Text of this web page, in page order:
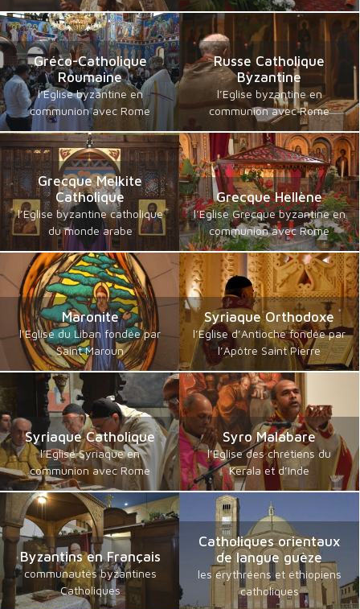
Gréco-Catholique
Roumaine
l’Eglise byzantine en
communion avec Rome
Russe Catholique
Byzantine
l’Eglise byzantine en
communion avec Rome
Grecque Melkite
Catholique
l’Eglise byzantine catholique
du monde arabe
Grecque Hellène
l’Eglise Grecque byzantine en
communion avec Rome
Maronite
l’Eglise du Liban fondée par
Saint Maroun
Syriaque Orthodoxe
l’Eglise d’Antioche fondée par
l’Apôtre Saint Pierre
Syriaque Catholique
l’Eglise Syriaque en
communion avec Rome
Syro Malabare
l’Eglise des chrétiens du
Kerala et d’Inde
Byzantins en Français
communautés byzantines
Catholiques
Catholiques orientaux
de langue guèze
les érythréens et éthiopiens
catholiques